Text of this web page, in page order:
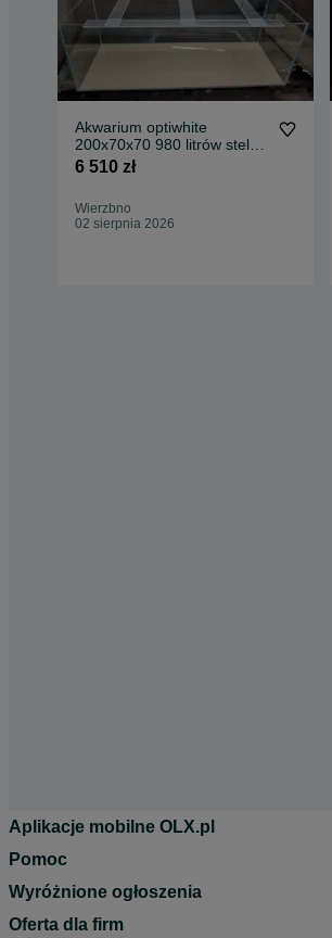
Akwarium optiwhite
200x70x70 980 litrów stelaż
i pokrywa
6 510 zł
Wierzbno
02 sierpnia 2026
Aplikacje mobilne OLX.pl
Pomoc
Wyróżnione ogłoszenia
Oferta dla firm